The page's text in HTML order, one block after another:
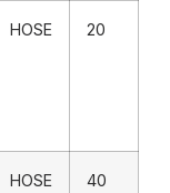
HOSE 20
HOSE 40